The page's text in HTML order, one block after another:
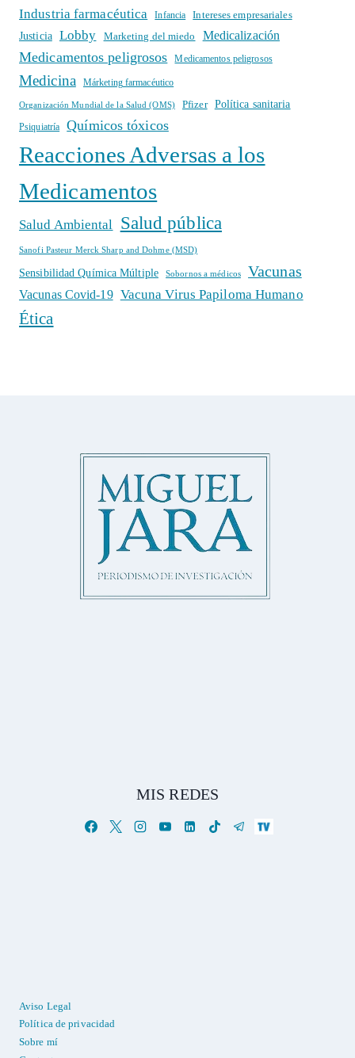
Industria farmacéutica Infancia
Intereses empresariales
Justicia
Lobby Marketing del miedo Medicalización
Medicamentos peligrosos Medicamentos peligrosos
Medicina Márketing farmacéutico
Organización Mundial de la Salud (OMS) Pfizer Política sanitaria
Psiquiatría Químicos tóxicos
Reacciones Adversas a los
Medicamentos
Salud Ambiental Salud pública
Sanofi Pasteur Merck Sharp and Dohme (MSD)
Sensibilidad Química Múltiple Sobornos a médicos Vacunas
Vacunas Covid-19 Vacuna Virus Papiloma Humano
Ética
MIS REDES
Aviso Legal
Política de privacidad
Sobre mí